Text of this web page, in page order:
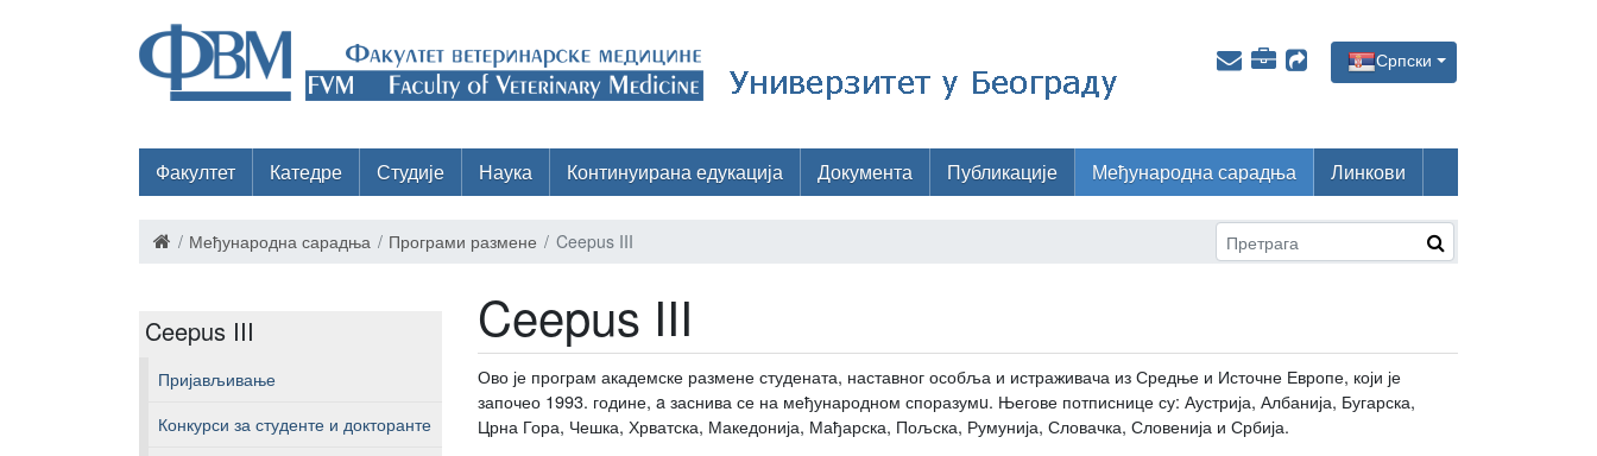
Српски
Факултет Катедре Студије Наука Континуирана едукација Документа Публикације Међународна сарадња Линкови
Међународна сарадња Програми размене Ceepus III
Ceepus III
Пријављивање
Конкурси за студенте и докторанте
Ceepus III
Ово је програм академске размене студената, наставног особља и истраживача из Средње и Источне Европе, који је
започео 1993. године, a заснива се на међународном споразумu. Његове потписнице су: Аустрија, Албанија, Бугарска,
Црна Гора, Чешка, Хрватска, Македонија, Мађарска, Пољска, Румунија, Словачка, Словенија и Србија.